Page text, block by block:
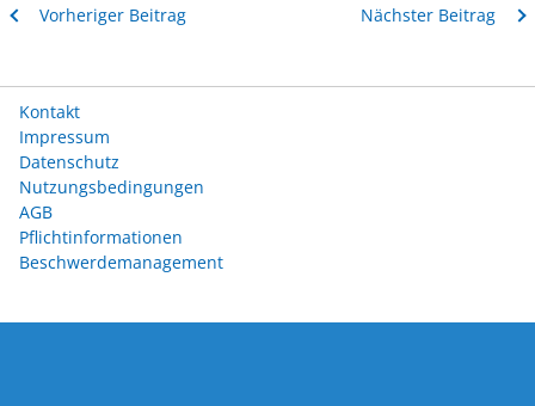
Vorheriger Beitrag Nächster Beitrag
Kontakt
Impressum
Datenschutz
Nutzungsbedingungen
AGB
Pflichtinformationen
Beschwerdemanagement